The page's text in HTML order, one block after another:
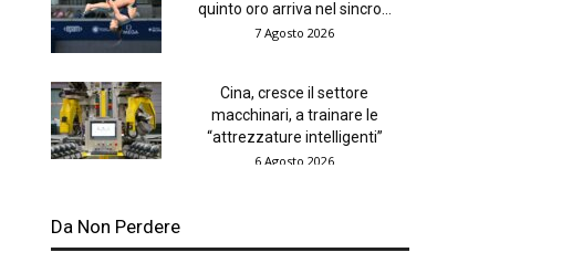
quinto oro arriva nel sincro...
7 Agosto 2026
Cina, cresce il settore
macchinari, a trainare le
“attrezzature intelligenti”
6 Agosto 2026
Da Non Perdere